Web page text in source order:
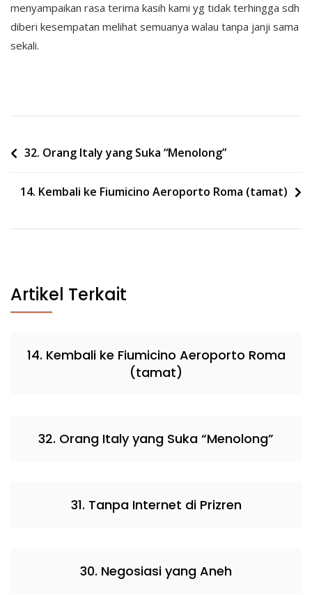
menyampaikan rasa terima kasih kami yg tidak terhingga sdh
diberi kesempatan melihat semuanya walau tanpa janji sama
sekali.
Post32. Orang Italy yang Suka “Menolong”
14. Kembali ke Fiumicino Aeroporto Roma (tamat)
Artikel Terkait
14. Kembali ke Fiumicino Aeroporto Roma
(tamat)
32. Orang Italy yang Suka “Menolong”
31. Tanpa Internet di Prizren
30. Negosiasi yang Aneh